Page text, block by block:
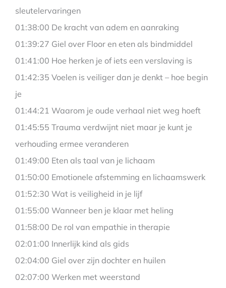
sleutelervaringen
01:38:00 De kracht van adem en aanraking
01:39:27 Giel over Floor en eten als bindmiddel
01:41:00 Hoe herken je of iets een verslaving is
01:42:35 Voelen is veiliger dan je denkt – hoe begin
je
01:44:21 Waarom je oude verhaal niet weg hoeft
01:45:55 Trauma verdwijnt niet maar je kunt je
verhouding ermee veranderen
01:49:00 Eten als taal van je lichaam
01:50:00 Emotionele afstemming en lichaamswerk
01:52:30 Wat is veiligheid in je lijf
01:55:00 Wanneer ben je klaar met heling
01:58:00 De rol van empathie in therapie
02:01:00 Innerlijk kind als gids
02:04:00 Giel over zijn dochter en huilen
02:07:00 Werken met weerstand